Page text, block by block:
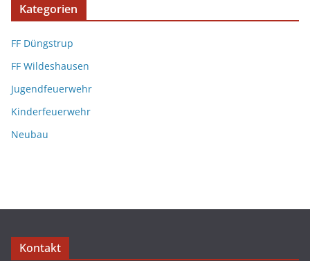
Kategorien
FF Düngstrup
FF Wildeshausen
Jugendfeuerwehr
Kinderfeuerwehr
Neubau
Kontakt